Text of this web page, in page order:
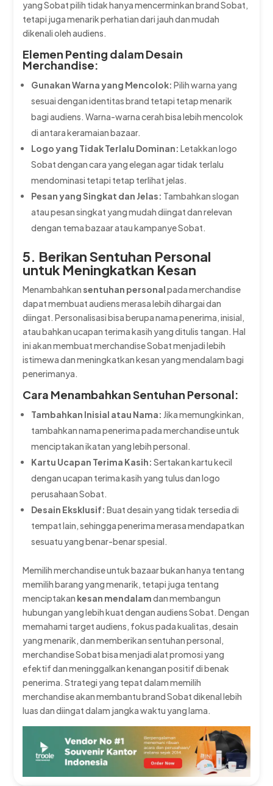
yang Sobat pilih tidak hanya mencerminkan brand Sobat,
tetapi juga menarik perhatian dari jauh dan mudah
dikenali oleh audiens.
Elemen Penting dalam Desain
Merchandise:
Gunakan Warna yang Mencolok: Pilih warna yang
sesuai dengan identitas brand tetapi tetap menarik
bagi audiens. Warna-warna cerah bisa lebih mencolok
di antara keramaian bazaar.
Logo yang Tidak Terlalu Dominan: Letakkan logo
Sobat dengan cara yang elegan agar tidak terlalu
mendominasi tetapi tetap terlihat jelas.
Pesan yang Singkat dan Jelas: Tambahkan slogan
atau pesan singkat yang mudah diingat dan relevan
dengan tema bazaar atau kampanye Sobat.
5. Berikan Sentuhan Personal
untuk Meningkatkan Kesan
Menambahkan sentuhan personalpada merchandise
dapat membuat audiens merasa lebih dihargai dan
diingat. Personalisasi bisa berupa nama penerima, inisial,
atau bahkan ucapan terima kasih yang ditulis tangan. Hal
ini akan membuat merchandise Sobat menjadi lebih
istimewa dan meningkatkan kesan yang mendalam bagi
penerimanya.
Cara Menambahkan Sentuhan Personal:
Tambahkan Inisial atau Nama: Jika memungkinkan,
tambahkan nama penerima pada merchandise untuk
menciptakan ikatan yang lebih personal.
Kartu Ucapan Terima Kasih: Sertakan kartu kecil
dengan ucapan terima kasih yang tulus dan logo
perusahaan Sobat.
Desain Eksklusif: Buat desain yang tidak tersedia di
tempat lain, sehingga penerima merasa mendapatkan
sesuatu yang benar-benar spesial.
Memilih merchandise untuk bazaar bukan hanya tentang
memilih barang yang menarik, tetapi juga tentang
menciptakan kesan mendalamdan membangun
hubungan yang lebih kuat dengan audiens Sobat. Dengan
memahami target audiens, fokus pada kualitas, desain
yang menarik, dan memberikan sentuhan personal,
merchandise Sobat bisa menjadi alat promosi yang
efektif dan meninggalkan kenangan positif di benak
penerima. Strategi yang tepat dalam memilih
merchandise akan membantu brand Sobat dikenal lebih
luas dan diingat dalam jangka waktu yang lama.